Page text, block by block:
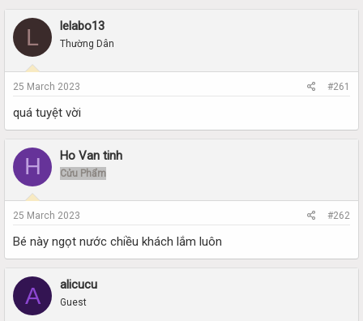
a
d
t
a
t
e
t
d
t
L lelabo13
Thường Dân
25 March 2023 #261
quá tuyệt vời
H Ho Van tinh
Cửu Phẩm
25 March 2023 #262
Bé này ngọt nước chiều khách lắm luôn
A alicucu
Guest